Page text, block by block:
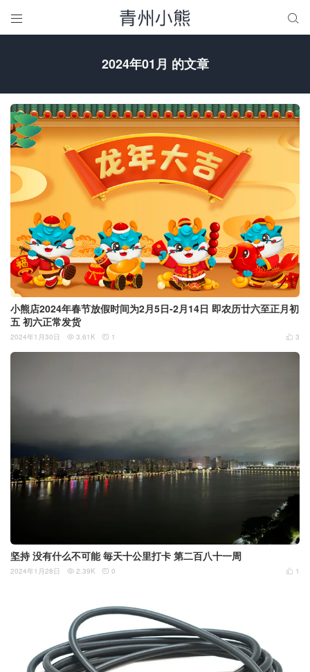
 
2024年01月 的文章
小熊店2024年春节放假时间为2月5日-2月14日 即农历廿六至正月初
五 初六正常发货
 3
2024年1月30日  3.61K  1
坚持 没有什么不可能 毎天十公里打卡 第二百八十一周
 1
2024年1月28日  2.39K  0